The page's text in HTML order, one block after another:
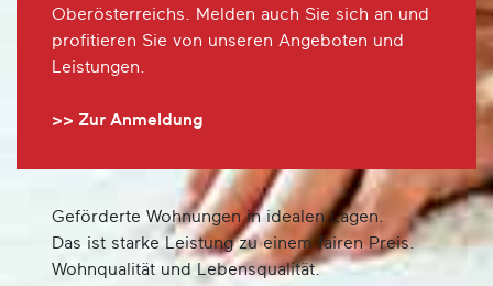
Oberösterreichs. Melden auch Sie sich an und
profitieren Sie von unseren Angeboten und
Leistungen.
>> Zur Anmeldung
Geförderte Wohnungen in idealen Lagen.
Das ist starke Leistung zu einem fairen Preis.
Wohnqualität und Lebensqualität.